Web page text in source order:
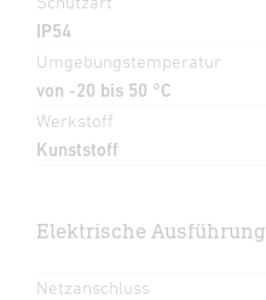
IP54
Umgebungstemperatur
von -20 bis 50 °C
Werkstoff
Kunststoff
Elektrische Ausführung
Netzanschluss